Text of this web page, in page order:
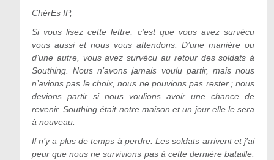
ChèrEs IP,
Si vous lisez cette lettre, c’est que vous avez survécu
vous aussi et nous vous attendons. D’une manière ou
d’une autre, vous avez survécu au retour des soldats à
Southing. Nous n’avons jamais voulu partir, mais nous
n’avions pas le choix, nous ne pouvions pas rester ; nous
devions partir si nous voulions avoir une chance de
revenir. Southing était notre maison et un jour elle le sera
à nouveau.
Il n’y a plus de temps à perdre. Les soldats arrivent et j’ai
peur que nous ne survivions pas à cette dernière bataille.